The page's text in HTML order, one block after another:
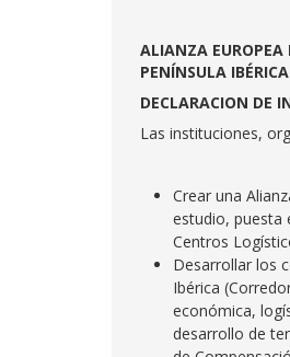
ALIANZA EUROPEA
PENÍNSULA
DECLARACION DE
Las instituciones,
Crear una
estudio, puesta
Centros
Desarrollar los
Ibérica
económica,
desarrollo de